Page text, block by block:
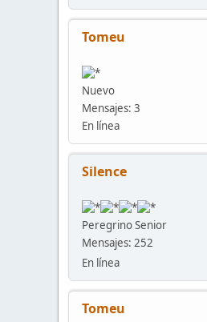
Tomeu
Nuevo
Mensajes: 3
En línea
Silence
Peregrino Senior
Mensajes: 252
En línea
Tomeu